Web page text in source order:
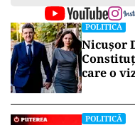
POLITICĂ
Nicușor
care o
POLITICĂ